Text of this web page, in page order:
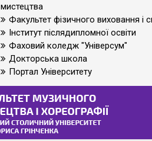
мистецтва
Факультет фізичного виховання і
Інститут післядипломної освіти
Фаховий коледж "Універсум"
Докторська школа
Портал Університету